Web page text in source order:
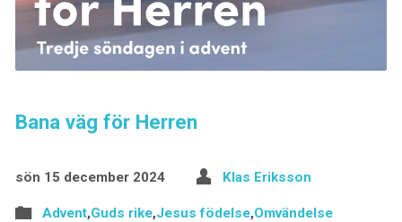
Bana väg för Herren
sön 15 december 2024 Klas Eriksson
Advent,Guds rike,Jesus födelse,Omvändelse